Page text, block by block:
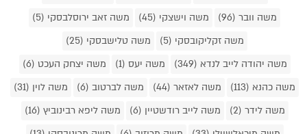
משה וובר (96)
משה וישצקי (45)
משה זאב ירוסלבסקי (5)
משה זקליקובסקי (5)
משה טלישבסקי (25)
משה יהודה לייב לנדא (349)
משה יעס (1)
משה יצחק העכט (6)
משה כהנא (113)
משה לאזאר (44) משה לברטוב (6)
משה לוין (31)
משה לידר (2)
משה לייב רודשטיין (6)
משה ליפא רבינוביץ (16)